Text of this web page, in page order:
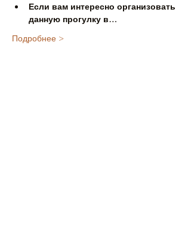
Если вам интересно организовать
данную прогулку в…
Подробнее >